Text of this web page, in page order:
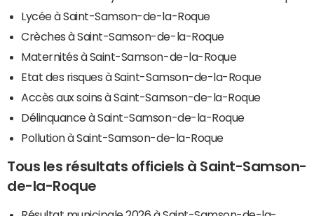
Lycée à Saint-Samson-de-la-Roque
Crèches à Saint-Samson-de-la-Roque
Maternités à Saint-Samson-de-la-Roque
Etat des risques à Saint-Samson-de-la-Roque
Accès aux soins à Saint-Samson-de-la-Roque
Délinquance à Saint-Samson-de-la-Roque
Pollution à Saint-Samson-de-la-Roque
Tous les résultats officiels à Saint-Samson-
de-la-Roque